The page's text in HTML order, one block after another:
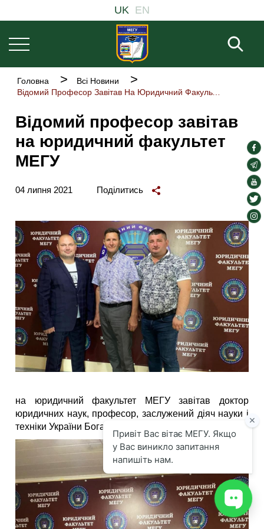
до
основного
вмісту
навіґація
UK EN
Рядок
навіґації
Головна
Всі Новини
Відомий Професор Завітав На Юридичний Факультет МЕГУ
Відомий професор завітав
на юридичний факультет
МЕГУ
04 липня 2021 Поділитись
на юридичний факультет МЕГУ завітав доктор
юридичних наук, професор, заслужений діяч науки і
техніки України Богатирьов Іван Григорович